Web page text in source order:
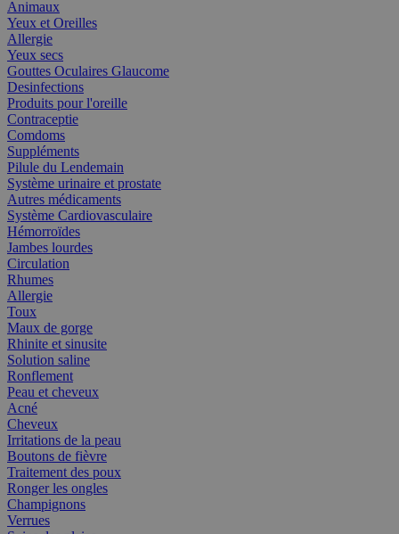
Animaux
Yeux et Oreilles
Allergie
Yeux secs
Gouttes Oculaires Glaucome
Desinfections
Produits pour l'oreille
Contraceptie
Comdoms
Suppléments
Pilule du Lendemain
Système urinaire et prostate
Autres médicaments
Système Cardiovasculaire
Hémorroïdes
Jambes lourdes
Circulation
Rhumes
Allergie
Toux
Maux de gorge
Rhinite et sinusite
Solution saline
Ronflement
Peau et cheveux
Acné
Cheveux
Irritations de la peau
Boutons de fièvre
Traitement des poux
Ronger les ongles
Champignons
Verrues